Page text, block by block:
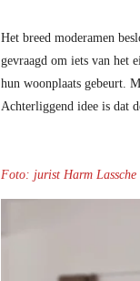
Het breed moderamen
gevraagd om iets van het
hun woonplaats gebeurt.
Achterliggend idee is dat
Foto: jurist Harm